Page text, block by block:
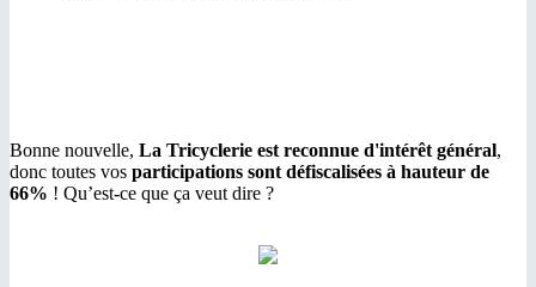
Bonne nouvelle, La Tricyclerie est reconnue d'intérêt général,
donc toutes vos participations sont défiscalisées à hauteur de
66% ! Qu’est-ce que ça veut dire ?